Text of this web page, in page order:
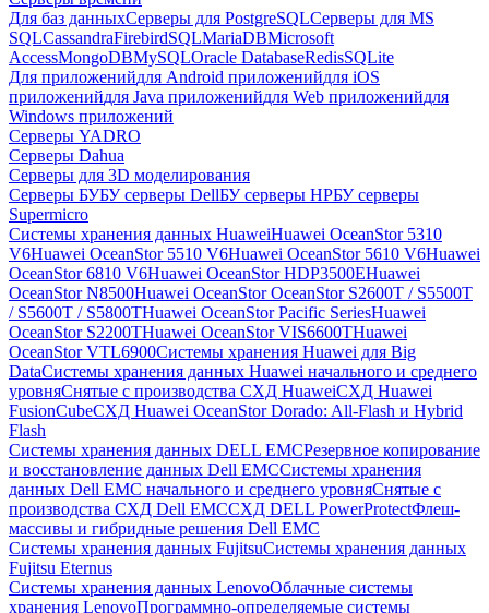
Для баз данныхСерверы для PostgreSQLСерверы для MS
SQLCassandraFirebirdSQLMariaDBMicrosoft
AccessMongoDBMySQLOracle DatabaseRedisSQLite
Для приложенийдля Android приложенийдля iOS
приложенийдля Java приложенийдля Web приложенийдля
Windows приложений
Серверы YADRO
Серверы Dahua
Серверы для 3D моделирования
Серверы БУБУ серверы DellБУ серверы HPБУ серверы
Supermicro
Системы хранения данных HuaweiHuawei OceanStor 5310
V6Huawei OceanStor 5510 V6Huawei OceanStor 5610 V6Huawei
OceanStor 6810 V6Huawei OceanStor HDP3500EHuawei
OceanStor N8500Huawei OceanStor OceanStor S2600T / S5500T
/ S5600T / S5800THuawei OceanStor Pacific SeriesHuawei
OceanStor S2200THuawei OceanStor VIS6600THuawei
OceanStor VTL6900Системы хранения Huawei для Big
DataСистемы хранения данных Huawei начального и среднего
уровняСнятые с производства СХД HuaweiСХД Huawei
FusionCubeСХД Huawei OceanStor Dorado: All-Flash и Hybrid
Flash
Системы хранения данных DELL EMCРезервное копирование
и восстановление данных Dell EMCСистемы хранения
данных Dell EMC начального и среднего уровняСнятые с
производства СХД Dell EMCСХД DELL PowerProtectФлеш-
массивы и гибридные решения Dell EMC
Системы хранения данных FujitsuСистемы хранения данных
Fujitsu Eternus
Системы хранения данных LenovoОблачные системы
хранения LenovoПрограммно-определяемые системы